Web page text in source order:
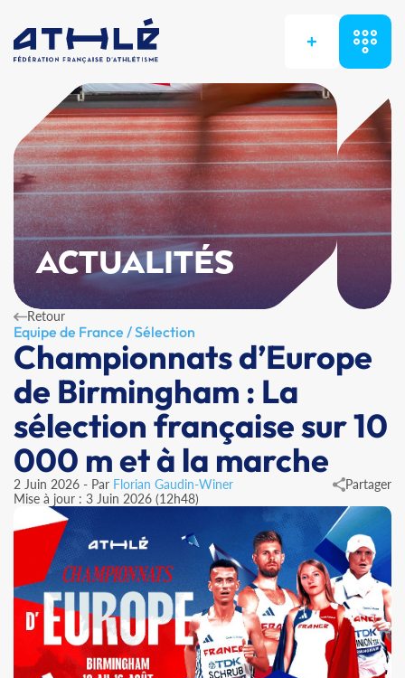
+
ACTUALITÉS
Retour
Equipe de France / Sélection
Championnats d’Europe
de Birmingham : La
sélection française sur 10
000 m et à la marche
2 Juin 2026 - Par Florian Gaudin-Winer
Mise à jour : 3 Juin 2026 (12h48)
Partager